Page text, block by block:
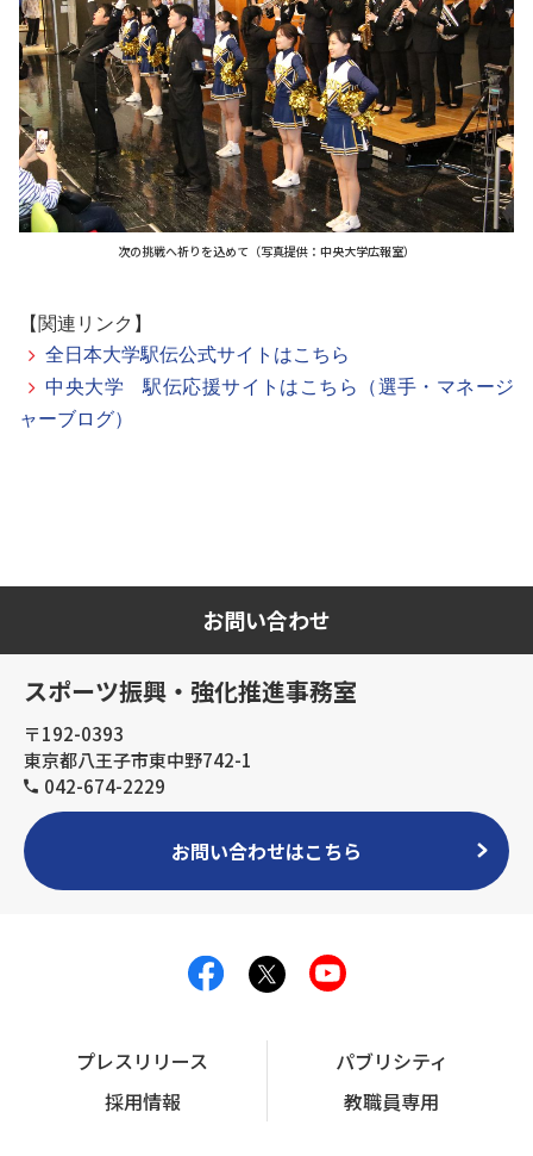
次の挑戦へ祈りを込めて（写真提供：中央大学広報室）
【関連リンク】
全日本大学駅伝公式サイトはこちら
中央大学 駅伝応援サイトはこちら（選手・マネージ
ャーブログ）
お問い合わせ
スポーツ振興・強化推進事務室
〒192-0393
東京都八王子市東中野742-1
042-674-2229
お問い合わせはこちら
プレスリリース
パブリシティ
採用情報
教職員専用